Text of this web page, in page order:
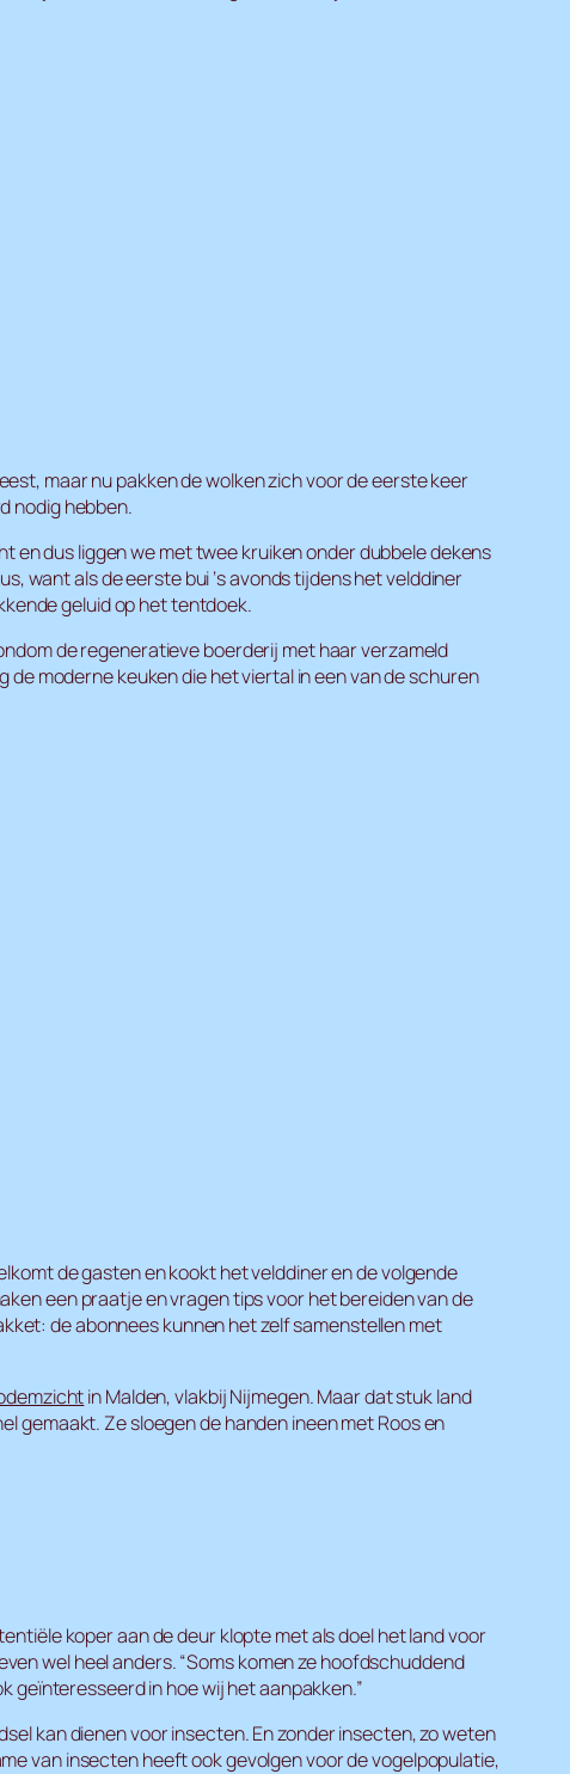
maar nu pakken de wolken zich voor de eerste keer
nodig hebben.
en dus liggen we met twee kruiken onder dubbele dekens
want als de eerste bui ‘s avonds tijdens het velddiner
geluid op het tentdoek.
de regeneratieve boerderij met haar verzameld
moderne keuken die het viertal in een van de schuren
de gasten en kookt het velddiner en de volgende
een praatje en vragen tips voor het bereiden van de
de abonnees kunnen het zelf samenstellen met
in Malden, vlakbij Nijmegen. Maar dat stuk land
gemaakt. Ze sloegen de handen ineen met Roos en
koper aan de deur klopte met als doel het land voor
wel heel anders. “Soms komen ze hoofdschuddend
geïnteresseerd in hoe wij het aanpakken.”
kan dienen voor insecten. En zonder insecten, zo weten
van insecten heeft ook gevolgen voor de vogelpopulatie,